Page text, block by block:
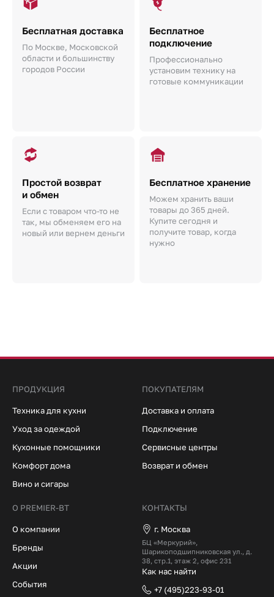
Бесплатная доставка
По Москве, Московской
области и большинству
городов России
Бесплатное
подключение
Профессионально
установим технику на
готовые коммуникации
Простой возврат
и обмен
Если с товаром что-то не
так, мы обменяем его на
новый или вернем деньги
Бесплатное хранение
Можем хранить ваши
товары до 365 дней.
Купите сегодня и
получите товар, когда
нужно
ПРОДУКЦИЯ
Техника для кухни
Уход за одеждой
Кухонные помощники
Комфорт дома
Вино и сигары
ПОКУПАТЕЛЯМ
Доставка и оплата
Подключение
Сервисные центры
Возврат и обмен
О PREMIER-BT
О компании
Бренды
Акции
События
КОНТАКТЫ
г. Москва
БЦ «Меркурий»,
Шарикоподшипниковская ул., д.
38, стр.1, этаж 2, офис 231
Как нас найти
+7 (495)223-93-01